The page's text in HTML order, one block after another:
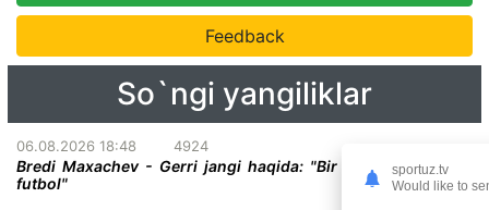
Feedback
So`ngi yangiliklar
06.08.2026 18:48 4924
Bredi Maxachev - Gerri jangi haqida: "Bir darvoza oldidagi
futbol"
sportuz.tv
Would like to